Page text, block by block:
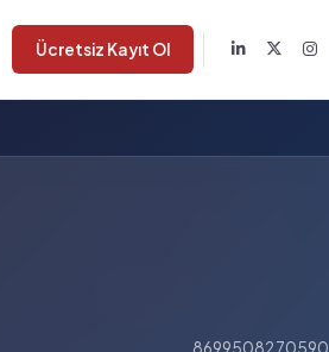
Ücretsiz Kayıt Ol
8699508270590